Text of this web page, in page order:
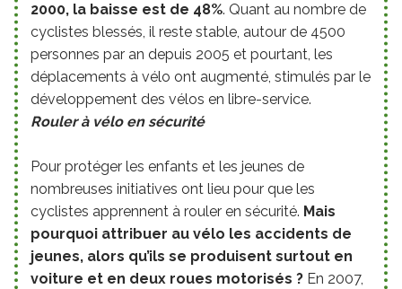
2000, la baisse est de 48%. Quant au nombre de
cyclistes blessés, il reste stable, autour de 4500
personnes par an depuis 2005 et pourtant, les
déplacements à vélo ont augmenté, stimulés par le
développement des vélos en libre-service.
Rouler à vélo en sécurité
Pour protéger les enfants et les jeunes de
nombreuses initiatives ont lieu pour que les
cyclistes apprennent à rouler en sécurité. Mais
pourquoi attribuer au vélo les accidents de
jeunes, alors qu’ils se produisent surtout en
voiture et en deux roues motorisés ? En 2007,